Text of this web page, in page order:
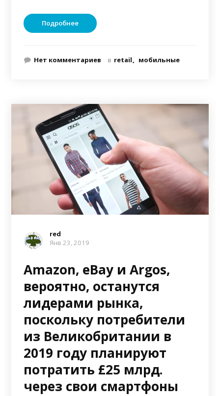
Подробнее
Нет комментариев в retail мобильные
red
Янв 23, 2019
Amazon, eBay и Argos,
вероятно, останутся
лидерами рынка,
поскольку потребители
из Великобритании в
2019 году планируют
потратить £25 млрд.
через свои смартфоны